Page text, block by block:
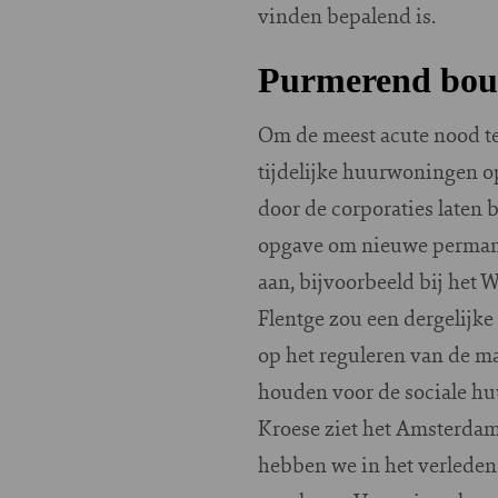
vinden bepalend is.
Purmerend
Om de meest acute nood
tijdelijke huurwoningen
door de corporaties laten
opgave om nieuwe
aan, bijvoorbeeld bij het
Flentge zou een
op het reguleren van de
houden voor de sociale
Kroese ziet het
hebben we in het